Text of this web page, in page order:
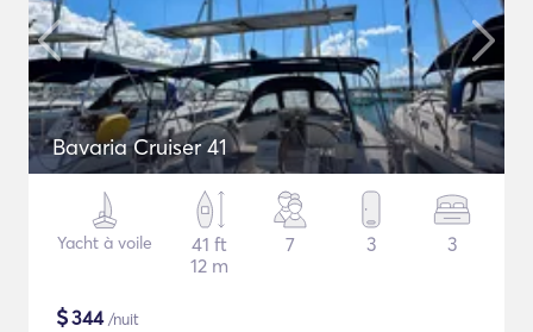
Bavaria Cruiser 41
Yacht à voile
41 ft
12 m
7 3 3
$344/nuit